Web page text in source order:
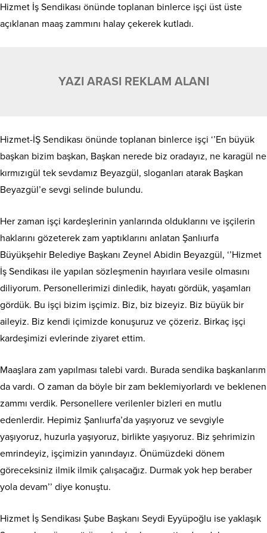
Hizmet İş Sendikası önünde toplanan binlerce işçi üst üste
açıklanan maaş zammını halay çekerek kutladı.
YAZI ARASI REKLAM ALANI
Hizmet-İŞ Sendikası önünde toplanan binlerce işçi ‘’En büyük
başkan bizim başkan, Başkan nerede biz oradayız, ne karagül ne
kırmızıgül tek sevdamız Beyazgül, sloganları atarak Başkan
Beyazgül’e sevgi selinde bulundu.
Her zaman işçi kardeşlerinin yanlarında olduklarını ve işçilerin
haklarını gözeterek zam yaptıklarını anlatan Şanlıurfa
Büyükşehir Belediye Başkanı Zeynel Abidin Beyazgül, ‘’Hizmet
İş Sendikası ile yapılan sözleşmenin hayırlara vesile olmasını
diliyorum. Personellerimizi dinledik, hayatı gördük, yaşamları
gördük. Bu işçi bizim işçimiz. Biz, biz bizeyiz. Biz büyük bir
aileyiz. Biz kendi içimizde konuşuruz ve çözeriz. Birkaç işçi
kardeşimizi evlerinde ziyaret ettim.
Maaşlara zam yapılması talebi vardı. Burada sendika başkanlarım
da vardı. O zaman da böyle bir zam beklemiyorlardı ve beklenen
zammı verdik. Personellere verilenler bizleri en mutlu
edenlerdir. Hepimiz Şanlıurfa’da yaşıyoruz ve sevgiyle
yaşıyoruz, huzurla yaşıyoruz, birlikte yaşıyoruz. Biz şehrimizin
emrindeyiz, işçimizin yanındayız. Önümüzdeki dönem
göreceksiniz ilmik ilmik çalışacağız. Durmak yok hep beraber
yola devam’’ diye konuştu.
Hizmet İş Sendikası Şube Başkanı Seydi Eyyüpoğlu ise yaklaşık